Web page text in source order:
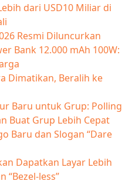
dari USD10 Miliar di
Resmi Diluncurkan
Bank 12.000 mAh 100W:
Dimatikan, Beralih ke
Baru untuk Grup: Polling
Buat Grup Lebih Cepat
Baru dan Slogan “Dare
Dapatkan Layar Lebih
“Bezel-less”